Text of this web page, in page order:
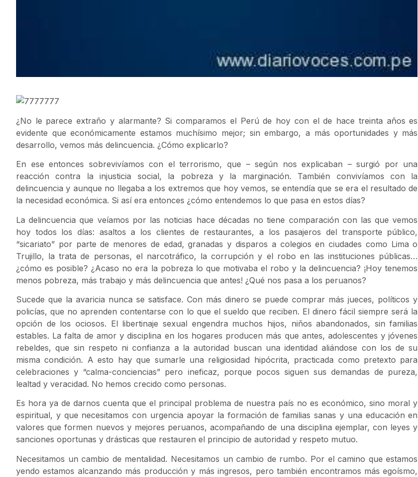
¿No le parece extraño y alarmante? Si comparamos el Perú de hoy con el de hace treinta años es
evidente que económicamente estamos muchísimo mejor; sin embargo, a más oportunidades y más
desarrollo, vemos más delincuencia. ¿Cómo explicarlo?
En ese entonces sobrevivíamos con el terrorismo, que – según nos explicaban – surgió por una
reacción contra la injusticia social, la pobreza y la marginación. También convivíamos con la
delincuencia y aunque no llegaba a los extremos que hoy vemos, se entendía que se era el resultado de
la necesidad económica. Si así era entonces ¿cómo entendemos lo que pasa en estos días?
La delincuencia que veíamos por las noticias hace décadas no tiene comparación con las que vemos
hoy todos los días: asaltos a los clientes de restaurantes, a los pasajeros del transporte público,
“sicariato” por parte de menores de edad, granadas y disparos a colegios en ciudades como Lima o
Trujillo, la trata de personas, el narcotráfico, la corrupción y el robo en las instituciones públicas…
¿cómo es posible? ¿Acaso no era la pobreza lo que motivaba el robo y la delincuencia? ¡Hoy tenemos
menos pobreza, más trabajo y más delincuencia que antes! ¿Qué nos pasa a los peruanos?
Sucede que la avaricia nunca se satisface. Con más dinero se puede comprar más jueces, políticos y
policías, que no aprenden contentarse con lo que el sueldo que reciben. El dinero fácil siempre será la
opción de los ociosos. El libertinaje sexual engendra muchos hijos, niños abandonados, sin familias
estables. La falta de amor y disciplina en los hogares producen más que antes, adolescentes y jóvenes
rebeldes, que sin respeto ni confianza a la autoridad buscan una identidad aliándose con los de su
misma condición. A esto hay que sumarle una religiosidad hipócrita, practicada como pretexto para
celebraciones y “calma-conciencias” pero ineficaz, porque pocos siguen sus demandas de pureza,
lealtad y veracidad. No hemos crecido como personas.
Es hora ya de darnos cuenta que el principal problema de nuestra país no es económico, sino moral y
espiritual, y que necesitamos con urgencia apoyar la formación de familias sanas y una educación en
valores que formen nuevos y mejores peruanos, acompañando de una disciplina ejemplar, con leyes y
sanciones oportunas y drásticas que restauren el principio de autoridad y respeto mutuo.
Necesitamos un cambio de mentalidad. Necesitamos un cambio de rumbo. Por el camino que estamos
yendo estamos alcanzando más producción y más ingresos, pero también encontramos más egoísmo,